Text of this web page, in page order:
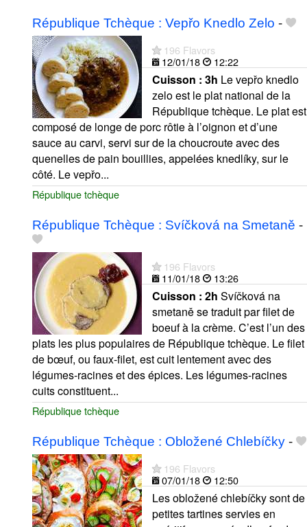
République Tchèque : Vepřo Knedlo Zelo -
196 Flavors
12/01/18
12:22
Cuisson : 3h Le vepřo knedlo
zelo est le plat national de la
République tchèque. Le plat est
composé de longe de porc rôtie à l’oignon et d’une
sauce au carvi, servi sur de la choucroute avec des
quenelles de pain bouillies, appelées knedlíky, sur le
côté. Le vepřo...
République tchèque
République Tchèque : Svíčková na Smetaně -
196 Flavors
11/01/18
13:26
Cuisson : 2h Svíčková na
smetaně se traduit par filet de
boeuf à la crème. C’est l’un des
plats les plus populaires de République tchèque. Le filet
de bœuf, ou faux-filet, est cuit lentement avec des
légumes-racines et des épices. Les légumes-racines
cuits constituent...
République tchèque
République Tchèque : Obložené Chlebíčky -
196 Flavors
07/01/18
12:50
Les obložené chlebíčky sont de
petites tartines servies en